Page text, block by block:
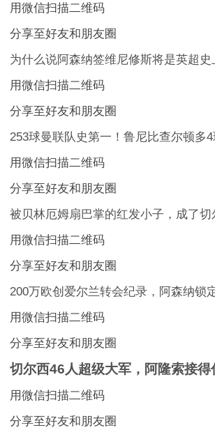
用微信扫描二维码
分享至好友和朋友圈
为什么说阿森纳签维尼修斯将是英超史
用微信扫描二维码
分享至好友和朋友圈
253球曼联队史第一！鲁尼比查尔顿多
用微信扫描二维码
分享至好友和朋友圈
被贝林厄姆扇巴掌的红发小子，成了切
用微信扫描二维码
分享至好友和朋友圈
200万欧创爱尔兰转会纪录，阿森纳锁
用微信扫描二维码
分享至好友和朋友圈
切尔西46人超级大军，阿隆索接得
用微信扫描二维码
分享至好友和朋友圈